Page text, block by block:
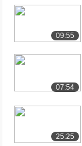
[10] 2.2函数无穷
（三）（下）
1416播放
[11] 2.2函数无穷
1827播放
[12] 2.2函数无穷
09:55
07:54
25:25